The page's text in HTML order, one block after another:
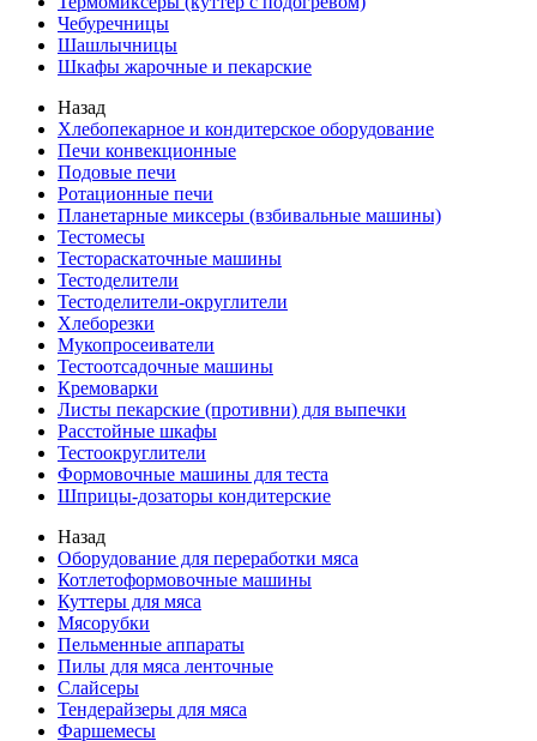
Чебуречницы
Шашлычницы
Шкафы жарочные и пекарские
Назад
Хлебопекарное и кондитерское оборудование
Печи конвекционные
Подовые печи
Ротационные печи
Планетарные миксеры (взбивальные машины)
Тестомесы
Тестораскаточные машины
Тестоделители
Тестоделители-округлители
Хлеборезки
Мукопросеиватели
Тестоотсадочные машины
Кремоварки
Листы пекарские (противни) для выпечки
Расстойные шкафы
Тестоокруглители
Формовочные машины для теста
Шприцы-дозаторы кондитерские
Назад
Оборудование для переработки мяса
Котлетоформовочные машины
Куттеры для мяса
Мясорубки
Пельменные аппараты
Пилы для мяса ленточные
Слайсеры
Тендерайзеры для мяса
Фаршемесы